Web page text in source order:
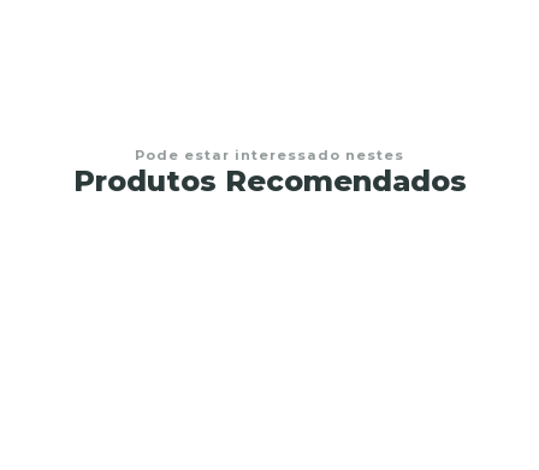
Pode estar interessado nestes
Produtos Recomendados